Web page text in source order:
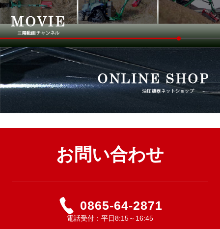
お問い合わせ
0865-64-2871
電話受付：平日8:15～16:45